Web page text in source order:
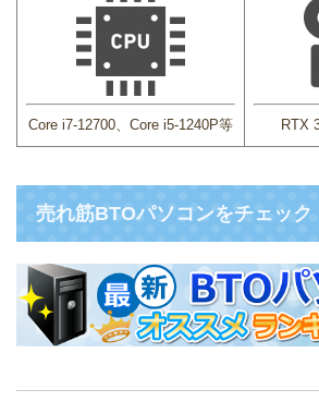
Core i7-12700、Core i5-1240P等 RTX
売れ筋BTOパソコンをチェック